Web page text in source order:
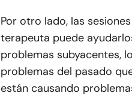
Por otro lado, las
terapeuta puede
problemas subyacentes,
problemas del pasado
están causando